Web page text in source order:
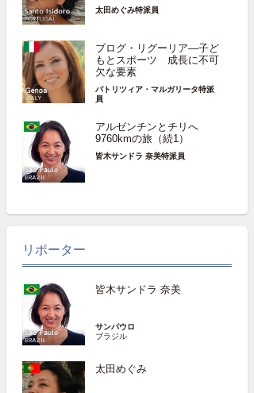
太田めぐみ特派員
ブログ・リグーリア―子ど
もとスポーツ 成長に不可
欠な要素
パトリツィア・マルガリータ特派
員
アルゼンチンとチリへ
9760kmの旅（続1）
皆木サンドラ 奈美特派員
リポーター
皆木サンドラ 奈美
サンパウロ
ブラジル
太田めぐみ